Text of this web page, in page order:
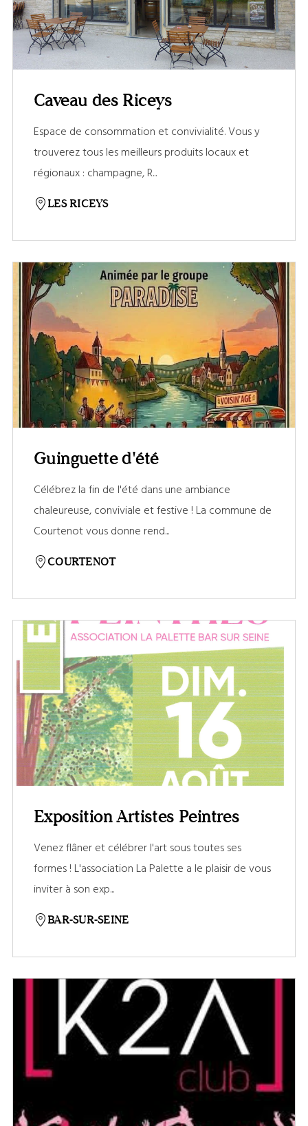
Caveau des Riceys
Espace de consommation et convivialité. Vous y
trouverez tous les meilleurs produits locaux et
régionaux : champagne, R...
LES RICEYS
Guinguette d'été
Célébrez la fin de l'été dans une ambiance
chaleureuse, conviviale et festive ! La commune de
Courtenot vous donne rend...
COURTENOT
Exposition Artistes Peintres
Venez flâner et célébrer l'art sous toutes ses
formes ! L'association La Palette a le plaisir de vous
inviter à son exp...
BAR-SUR-SEINE